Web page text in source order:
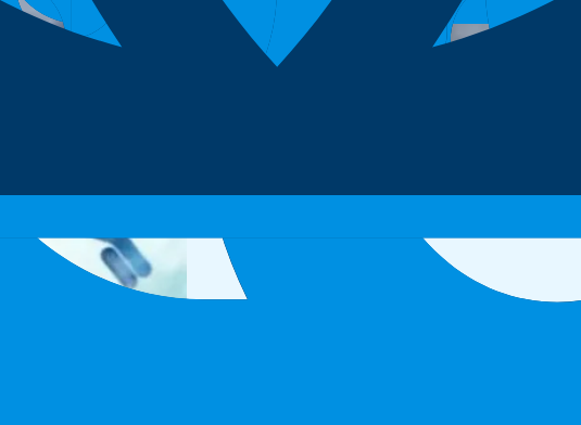
คราะห์ทางชีวเคมี ชุดตรวจวินิจฉัย และการทดสอบกิจกรรมของเอนไซม์ทุกร
สูง